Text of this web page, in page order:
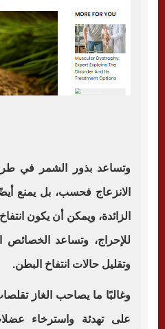
وتساعد بذور الشمر في طرد
الانزعاج فحسب، بل يمنع
الزائدة، ويمكن أن يكون
للإحراج، وتساعد الخصائص
وتقليل حالات انتفاخ البطن.
وغالبًا ما يصاحب الغاز
على تهدئة واسترخاء